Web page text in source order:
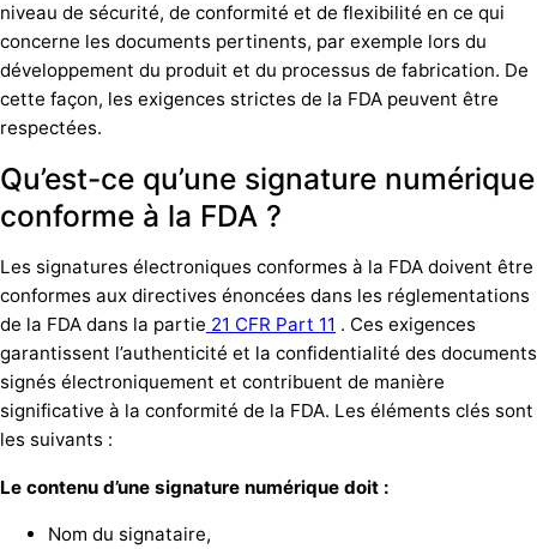
niveau de sécurité, de conformité et de flexibilité en ce qui
concerne les documents pertinents, par exemple lors du
développement du produit et du processus de fabrication. De
cette façon, les exigences strictes de la FDA peuvent être
respectées.
Qu’est-ce qu’une signature numérique
conforme à la FDA ?
Les signatures électroniques conformes à la FDA doivent être
conformes aux directives énoncées dans les réglementations
de la FDA dans la partie 21 CFR Part 11 . Ces exigences
garantissent l’authenticité et la confidentialité des documents
signés électroniquement et contribuent de manière
significative à la conformité de la FDA. Les éléments clés sont
les suivants :
Le contenu d’une signature numérique doit :
Nom du signataire,